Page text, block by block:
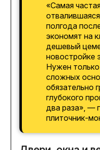
«Самая
полгода
экономят на
дешевый
новостройке
Нужен
сложных
обязательно
глубокого
два раза», —
плиточник-